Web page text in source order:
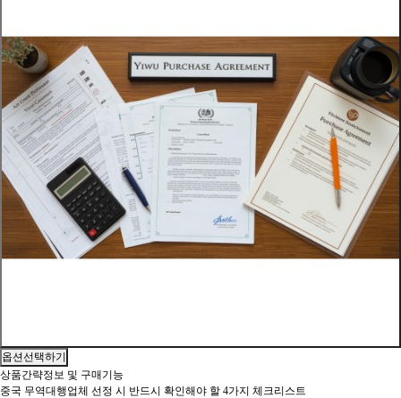
옵션선택하기
상품간략정보 및 구매기능
중국 무역대행업체 선정 시 반드시 확인해야 할 4가지 체크리스트